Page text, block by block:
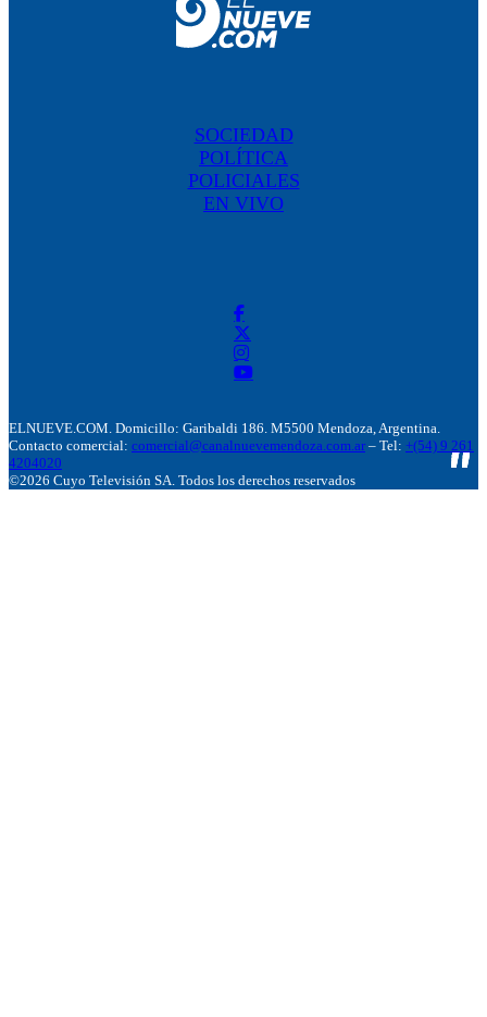
SOCIEDAD
POLÍTICA
POLICIALES
EN VIVO
ELNUEVE.COM. Domicillo: Garibaldi 186. M5500 Mendoza, Argentina.
Contacto comercial: comercial@canalnuevemendoza.com.ar – Tel: +(54) 9 261
4204020
©2026 Cuyo Televisión SA. Todos los derechos reservados